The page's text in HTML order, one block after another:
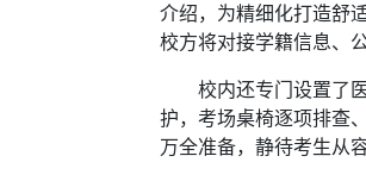
介绍，为精细化打造舒
校方将对接学籍信息、
校内还专门设置了医
护，考场桌椅逐项排查
万全准备，静待考生从